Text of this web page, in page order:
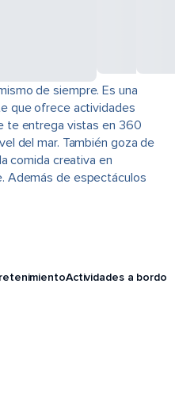
de siempre. Es una
que ofrece actividades
te entrega vistas en 360
del mar. También goza de
comida creativa en
Además de espectáculos
Actividades a bordo